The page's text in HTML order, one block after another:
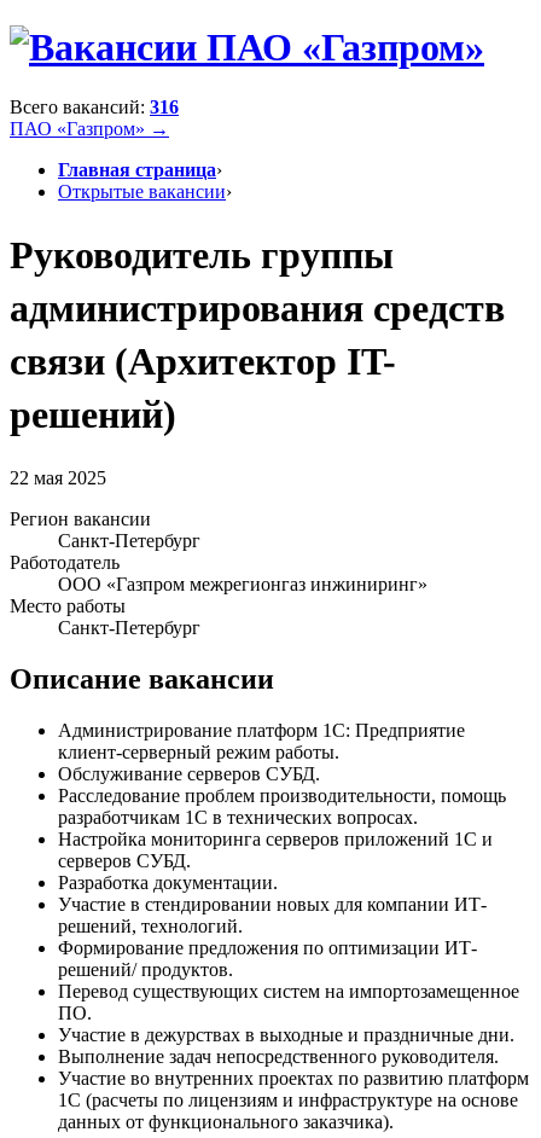
Всего вакансий: 316
ПАО «Газпром» →
Главная страница›
Открытые вакансии›
Руководитель группы
администрирования средств
связи (Архитектор IT-
решений)
22 мая 2025
Регион вакансии
Санкт-Петербург
Работодатель
ООО «Газпром межрегионгаз инжиниринг»
Место работы
Санкт-Петербург
Описание вакансии
Администрирование платформ 1С: Предприятие
клиент-серверный режим работы.
Обслуживание серверов СУБД.
Расследование проблем производительности, помощь
разработчикам 1С в технических вопросах.
Настройка мониторинга серверов приложений 1С и
серверов СУБД.
Разработка документации.
Участие в стендировании новых для компании ИТ-
решений, технологий.
Формирование предложения по оптимизации ИТ-
решений/ продуктов.
Перевод существующих систем на импортозамещенное
ПО.
Участие в дежурствах в выходные и праздничные дни.
Выполнение задач непосредственного руководителя.
Участие во внутренних проектах по развитию платформ
1С (расчеты по лицензиям и инфраструктуре на основе
данных от функционального заказчика).